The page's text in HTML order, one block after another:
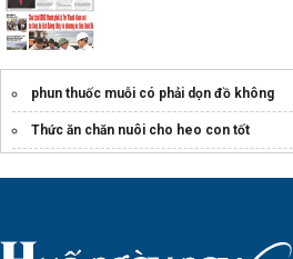
phun thuốc muỗi có phải dọn đồ không
Thức ăn chăn nuôi cho heo con tốt